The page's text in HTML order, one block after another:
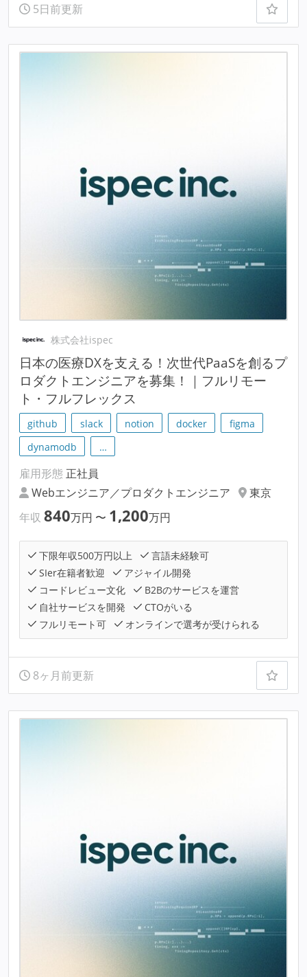
5日前更新
株式会社ispec
日本の医療DXを支える！次世代PaaSを創るプ
ロダクトエンジニアを募集！｜フルリモー
ト・フルフレックス
github slack notion docker
figma
dynamodb
…
雇用形態 正社員
Webエンジニア／プロダクトエンジニア
東京
年収 840万円 〜 1,200万円
下限年収500万円以上
言語未経験可
SIer在籍者歓迎
アジャイル開発
コードレビュー文化
B2Bのサービスを運営
自社サービスを開発
CTOがいる
フルリモート可
オンラインで選考が受けられる
8ヶ月前更新